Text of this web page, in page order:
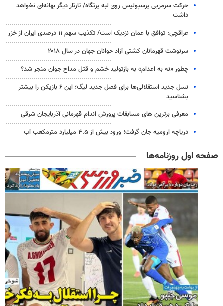
حرکت سرمربی پرسپولیس روی لبه پرتگاه/ تارتار دیگر بهانه‌ای نخواهد
داشت
عراقچی: توافق با عمان نزدیک است/ تکذیب سهم ۱۱ درصدی ایران از خزر
سرنوشت قهرمانان کشتی آزاد جوانان جهان در سال ۲۰۱۸
چطور «نه به اعدام» به بازتولید خشم و قتل مداح جوان منجر شد؟
نسل جدید استقلالی‌ها برای فصل جدید لیگ؛ این ۶ بازیکن را بیشتر
بشناسید
معرفی برترین های مسابقات پرورش اندام قهرمانی آذربایجان شرقی
دریاچه ارومیه جان گرفت؛ ورود بیش از ۴.۵ میلیارد مترمکعب آب
صفحه اول روزنامه‌ها